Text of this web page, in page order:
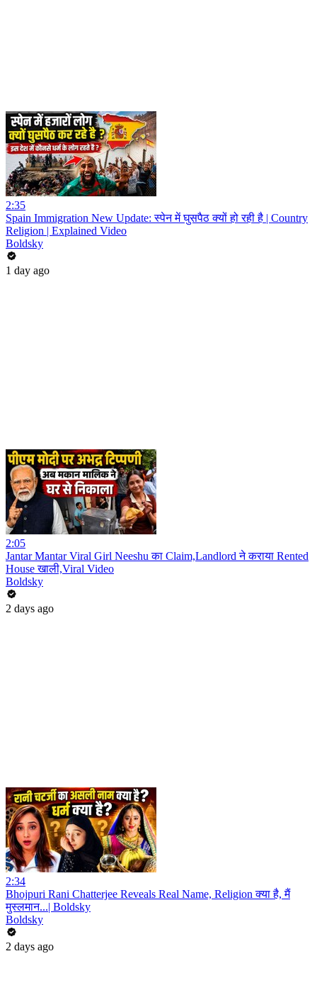
2:35
Spain Immigration New Update: स्पेन में घुसपैठ क्यों हो रही है | Country
Religion | Explained Video
Boldsky
1 day ago
2:05
Jantar Mantar Viral Girl Neeshu का Claim,Landlord ने कराया Rented
House खाली,Viral Video
Boldsky
2 days ago
2:34
Bhojpuri Rani Chatterjee Reveals Real Name, Religion क्या है, मैं
मुस्लमान...| Boldsky
Boldsky
2 days ago